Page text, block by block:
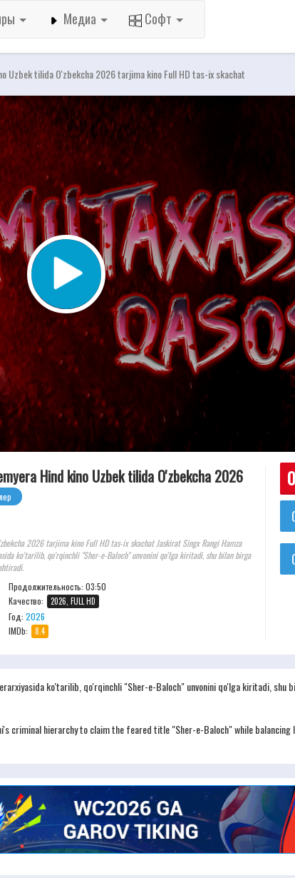
Медиа Софт
Uzbek tilida O'zbekcha 2026 tarjima kino Full HD tas-ix skachat
Hind kino Uzbek tilida O'zbekcha 2026
2026 tarjima kino Full HD tas-ix skachat Jaskirat Singx Rangi Hamza
ko'tarilib, qo'rqinchli "Sher-e-Baloch" unvonini qo'lga kiritadi, shu bilan birga
Продолжительность:03:50
Качество:
2026, FULL HD
Год:2026
IMDb:
8.4
ko'tarilib, qo'rqinchli "Sher-e-Baloch" unvonini qo'lga kiritadi, shu
criminal hierarchy to claim the feared title "Sher-e-Baloch" while